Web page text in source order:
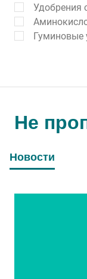
Гуминовые
Не
Новости